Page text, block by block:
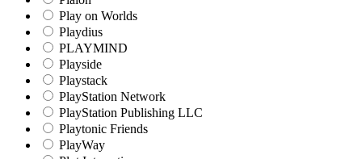
Play on Worlds
Playdius
PLAYMIND
Playside
Playstack
PlayStation Network
PlayStation Publishing LLC
Playtonic Friends
PlayWay